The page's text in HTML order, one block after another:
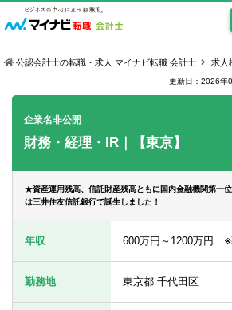
公認会計士の求
監査法人の求人
USCPA（米国
女性会計士の
公認会計士の転職・求人 マイナビ転職 会計士 求人
更新日：2026年
企業名非公開
財務・経理・IR｜【東京】
★資産運用残高、信託財産残高ともに国内金融機関第一
は三井住友信託銀行で誕生しました！
年収 600万円～1200万円 ※
勤務地 東京都 千代田区